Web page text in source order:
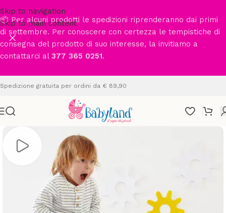
Skip to navigation
Skip to main content
📦 Per alcuni prodotti le spedizioni riprenderanno dai primi
di settembre. Per conoscere con certezza le tempistiche di
consegna del prodotto di suo interesse, la invitiamo a
contattarci al 377 365 0251.
Spedizione gratuita per ordini da € 89,90